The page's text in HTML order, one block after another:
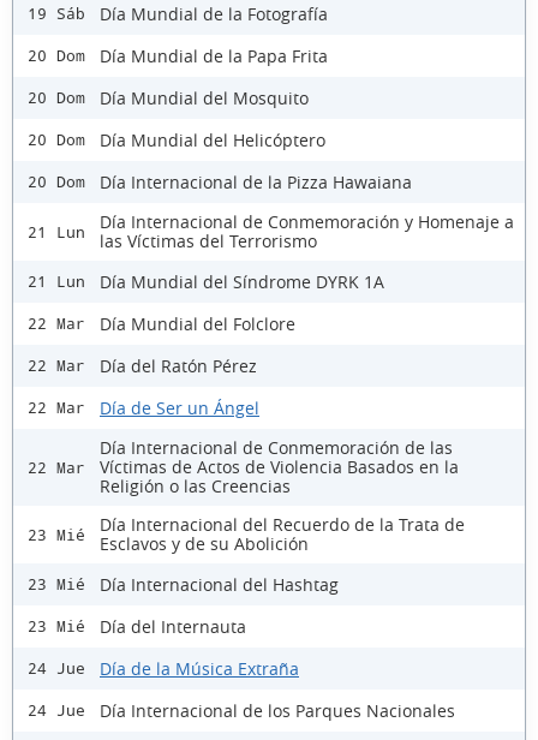
19 Sáb Día Mundial de la Fotografía
20 Dom Día Mundial de la Papa Frita
20 Dom Día Mundial del Mosquito
20 Dom Día Mundial del Helicóptero
20 Dom Día Internacional de la Pizza Hawaiana
21 Lun
Día Internacional de Conmemoración y Homenaje a
las Víctimas del Terrorismo
21 Lun Día Mundial del Síndrome DYRK 1A
22 Mar Día Mundial del Folclore
22 Mar Día del Ratón Pérez
22 Mar Día de Ser un Ángel
22 Mar
Día Internacional de Conmemoración de las
Víctimas de Actos de Violencia Basados en la
Religión o las Creencias
23 Mié
Día Internacional del Recuerdo de la Trata de
Esclavos y de su Abolición
23 Mié Día Internacional del Hashtag
23 Mié Día del Internauta
24 Jue Día de la Música Extraña
24 Jue Día Internacional de los Parques Nacionales